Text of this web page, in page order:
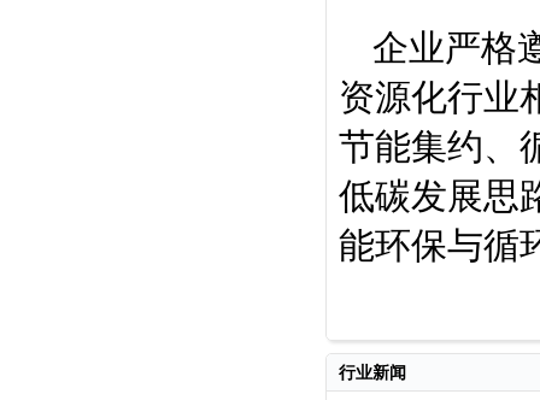
企业严格
资源化行业
节能集约、
低碳发展思
能环保与循
行业新闻